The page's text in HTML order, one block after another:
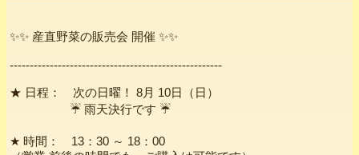
✨✨ 産直野菜の販売会 開催 ✨✨
-----------------------------------------------------
★ 日程： 次の日曜！ 8月 10日（日）
☔ 雨天決行です ☔
★ 時間： 13：30 ～ 18：00